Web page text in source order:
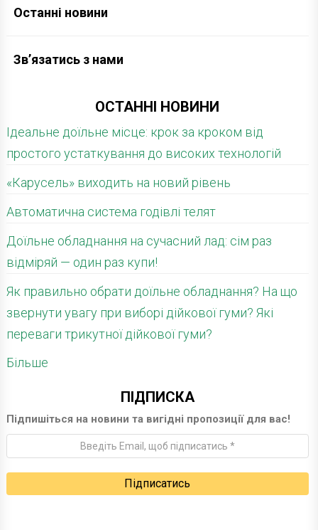
Останні новини
Зв’язатись з нами
ОСТАННІ НОВИНИ
Ідеальне доїльне місце: крок за кроком від
простого устаткування до високих технологій
«Карусель» виходить на новий рівень
Автоматична система годівлі телят
Доїльне обладнання на сучасний лад: сім раз
відміряй — один раз купи!
Як правильно обрати доїльне обладнання? На що
звернути увагу при виборі дійкової гуми? Які
переваги трикутної дійкової гуми?
Більше
ПІДПИСКА
Підпишіться на новини та вигідні пропозиції для вас!